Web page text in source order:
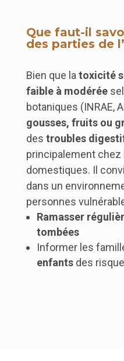
Que faut-il
des parties de
Bien que la toxicité
faible à modérée
botaniques (INRAE,
gousses, fruits ou
des troubles
principalement
domestiques. Il
dans un
personnes
Ramasser
tombées
Informer les
enfantsdes